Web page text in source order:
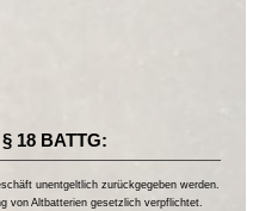
18 BATTG:
unentgeltlich zurückgegeben werden.
von Altbatterien gesetzlich verpflichtet.